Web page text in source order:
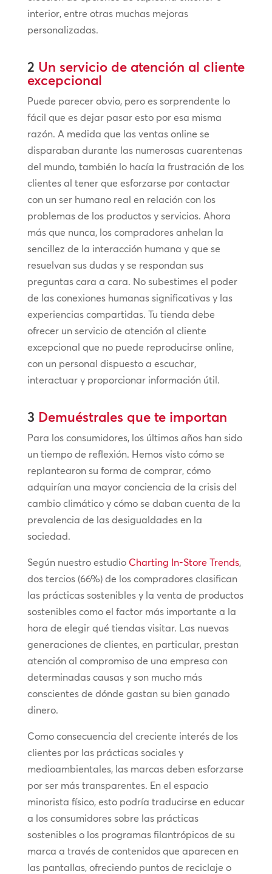
interior, entre otras muchas mejoras
personalizadas.
2 Un servicio de atención al cliente
excepcional
Puede parecer obvio, pero es sorprendente lo
fácil que es dejar pasar esto por esa misma
razón. A medida que las ventas online se
disparaban durante las numerosas cuarentenas
del mundo, también lo hacía la frustración de los
clientes al tener que esforzarse por contactar
con un ser humano real en relación con los
problemas de los productos y servicios. Ahora
más que nunca, los compradores anhelan la
sencillez de la interacción humana y que se
resuelvan sus dudas y se respondan sus
preguntas cara a cara. No subestimes el poder
de las conexiones humanas significativas y las
experiencias compartidas. Tu tienda debe
ofrecer un servicio de atención al cliente
excepcional que no puede reproducirse online,
con un personal dispuesto a escuchar,
interactuar y proporcionar información útil.
3 Demuéstrales que te importan
Para los consumidores, los últimos años han sido
un tiempo de reflexión. Hemos visto cómo se
replantearon su forma de comprar, cómo
adquirían una mayor conciencia de la crisis del
cambio climático y cómo se daban cuenta de la
prevalencia de las desigualdades en la
sociedad.
Según nuestro estudio Charting In-Store Trends,
dos tercios (66%) de los compradores clasifican
las prácticas sostenibles y la venta de productos
sostenibles como el factor más importante a la
hora de elegir qué tiendas visitar. Las nuevas
generaciones de clientes, en particular, prestan
atención al compromiso de una empresa con
determinadas causas y son mucho más
conscientes de dónde gastan su bien ganado
dinero.
Como consecuencia del creciente interés de los
clientes por las prácticas sociales y
medioambientales, las marcas deben esforzarse
por ser más transparentes. En el espacio
minorista físico, esto podría traducirse en educar
a los consumidores sobre las prácticas
sostenibles o los programas filantrópicos de su
marca a través de contenidos que aparecen en
las pantallas, ofreciendo puntos de reciclaje o